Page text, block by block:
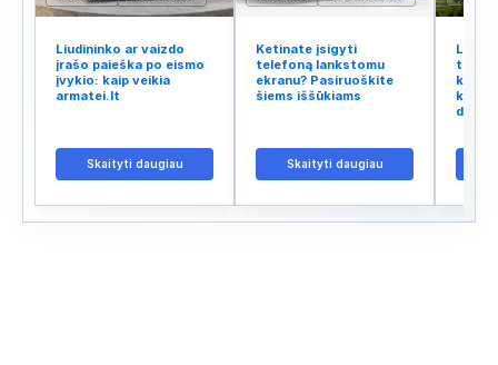
Liudininko ar vaizdo
įrašo paieška po eismo
įvykio: kaip veikia
armatei.lt
Skaityti daugiau
Ketinate įsigyti
telefoną lankstomu
ekranu? Pasiruoškite
šiems iššūkiams
Skaityti daugiau
tinklo
kodėl
kalba